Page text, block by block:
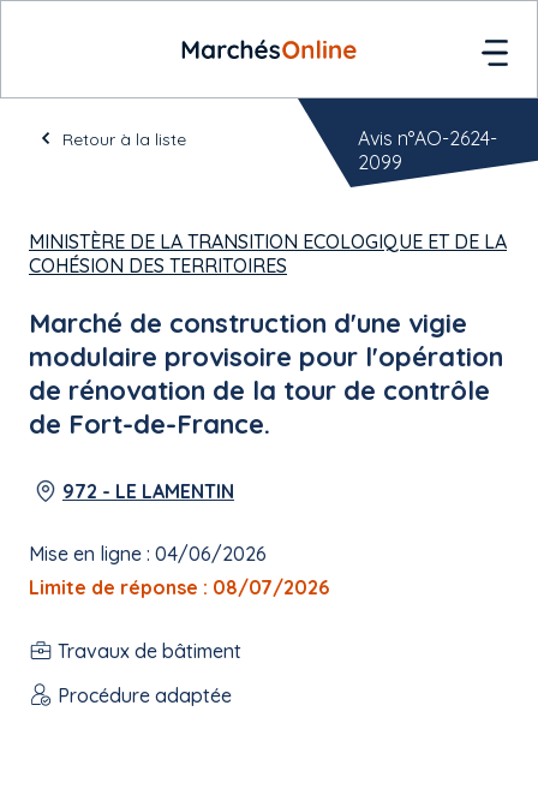
Retour à la liste
MINISTÈRE DE LA TRANSITION ECOLOGIQUE ET DE LA
COHÉSION DES TERRITOIRES
Marché de construction d'une vigie
modulaire provisoire pour l'opération
de rénovation de la tour de contrôle
de Fort-de-France.
972 - LE LAMENTIN
Mise en ligne : 04/06/2026
Limite de réponse : 08/07/2026
Travaux de bâtiment
Procédure adaptée
Avis n°AO-2624-
2099